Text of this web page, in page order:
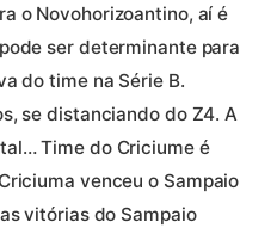
o Novohorizoantino, aí é
ser determinante para
do time na Série B.
se distanciando do Z4. A
Time do Criciume é
venceu o Sampaio
vitórias do Sampaio